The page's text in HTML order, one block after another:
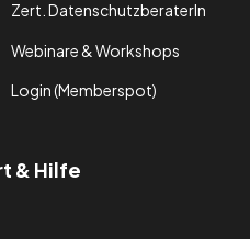
Zert. DatenschutzberaterIn
Webinare & Workshops
Login (Memberspot)
& Hilfe